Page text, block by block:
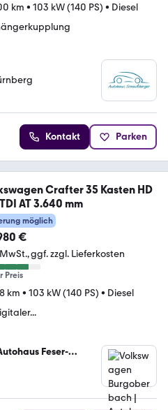
km • 103 kW (140 PS) • Diesel
Kontakt Parken
Crafter 35 Kasten HD
AT 3.640 mm
möglich
€
ggf. zzgl. Lieferkosten
Preis
km • 103 kW (140 PS) • Diesel
Feser-